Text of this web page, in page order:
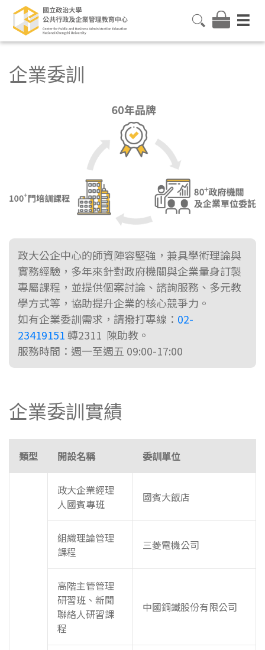
企業委訓
政大公企中心的師資陣容堅強，兼具學術理論與
實務經驗，多年來針對政府機關與企業量身訂製
專屬課程，並提供個案討論、諮詢服務、多元教
學方式等，協助提升企業的核心競爭力。
如有企業委訓需求，請撥打專線： 02-
23419151轉2311 陳助教。
服務時間：週一至週五 09:00-17:00
企業委訓實績
類型 開設名稱 委訓單位
政大企業經理
人國賓專班
國賓大飯店
組織理論管理
課程
三菱電機公司
高階主管管理
研習班、新聞
聯絡人研習課
程
中國鋼鐵股份有限公司